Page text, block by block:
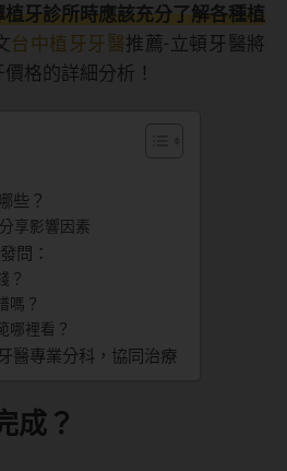
牙診所時應該充分了解各種植
台中植牙牙醫推薦-立頓牙醫將
格的詳細分析！
些？
享影響因素
問：
？
嗎？
哪裡看？
醫專業分科，協同治療
成？